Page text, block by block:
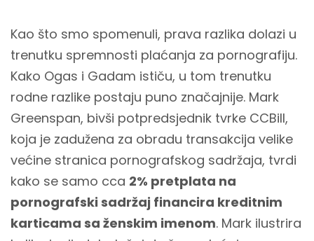
Kao što smo spomenuli, prava razlika dolazi u
trenutku spremnosti plaćanja za pornografiju.
Kako Ogas i Gadam ističu, u tom trenutku
rodne razlike postaju puno značajnije. Mark
Greenspan, bivši potpredsjednik tvrke CCBill,
koja je zadužena za obradu transakcija velike
većine stranica pornografskog sadržaja, tvrdi
kako se samo cca 2% pretplata na
pornografski sadržaj financira kreditnim
karticama sa ženskim imenom. Mark ilustrira